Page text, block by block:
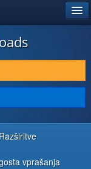
Razširitve
vprašanja